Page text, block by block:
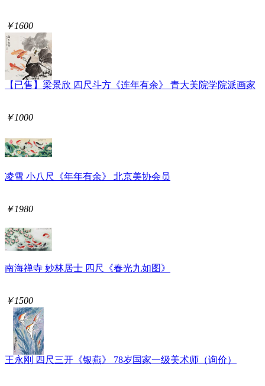
￥1600
【已售】梁景欣 四尺斗方《连年有余》 青大美院学院派画家
￥1000
凌雪 小八尺《年年有余》 北京美协会员
￥1980
南海禅寺 妙林居士 四尺《春光九如图》
￥1500
王永刚 四尺三开《银燕》 78岁国家一级美术师（询价）